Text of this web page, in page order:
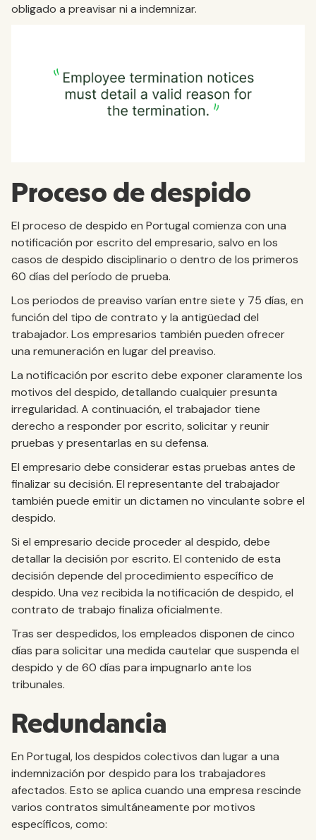
obligado a preavisar ni a indemnizar.
Proceso de despido
El proceso de despido en Portugal comienza con una
notificación por escrito del empresario, salvo en los
casos de despido disciplinario o dentro de los primeros
60 días del período de prueba.
Los periodos de preaviso varían entre siete y 75 días, en
función del tipo de contrato y la antigüedad del
trabajador. Los empresarios también pueden ofrecer
una remuneración en lugar del preaviso.
La notificación por escrito debe exponer claramente los
motivos del despido, detallando cualquier presunta
irregularidad. A continuación, el trabajador tiene
derecho a responder por escrito, solicitar y reunir
pruebas y presentarlas en su defensa.
El empresario debe considerar estas pruebas antes de
finalizar su decisión. El representante del trabajador
también puede emitir un dictamen no vinculante sobre el
despido.
Si el empresario decide proceder al despido, debe
detallar la decisión por escrito. El contenido de esta
decisión depende del procedimiento específico de
despido. Una vez recibida la notificación de despido, el
contrato de trabajo finaliza oficialmente.
Tras ser despedidos, los empleados disponen de cinco
días para solicitar una medida cautelar que suspenda el
despido y de 60 días para impugnarlo ante los
tribunales.
Redundancia
En Portugal, los despidos colectivos dan lugar a una
indemnización por despido para los trabajadores
afectados. Esto se aplica cuando una empresa rescinde
varios contratos simultáneamente por motivos
específicos, como: